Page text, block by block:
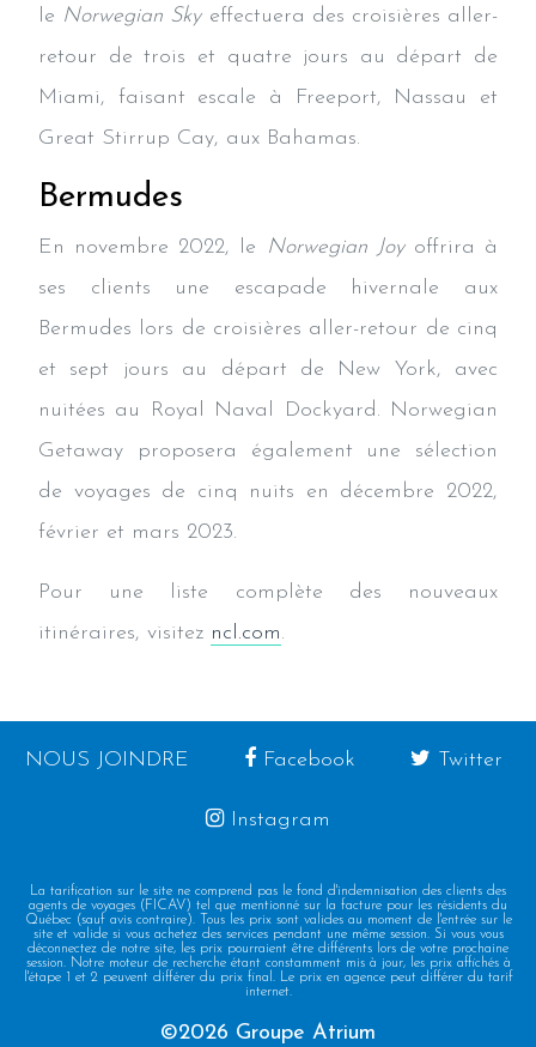
le Norwegian Skyeffectuera des croisières aller-
retour de trois et quatre jours au départ de
Miami, faisant escale à Freeport, Nassau et
Great Stirrup Cay, aux Bahamas.
Bermudes
En novembre 2022, le Norwegian Joyoffrira à
ses clients une escapade hivernale aux
Bermudes lors de croisières aller-retour de cinq
et sept jours au départ de New York, avec
nuitées au Royal Naval Dockyard. Norwegian
Getaway proposera également une sélection
de voyages de cinq nuits en décembre 2022,
février et mars 2023.
Pour une liste complète des nouveaux
itinéraires, visitez ncl.com.
NOUS JOINDRE Facebook Twitter
Instagram
La tarification sur le site ne comprend pas le fond d'indemnisation des clients des
agents de voyages (FICAV) tel que mentionné sur la facture pour les résidents du
Québec (sauf avis contraire). Tous les prix sont valides au moment de l'entrée sur le
site et valide si vous achetez des services pendant une même session. Si vous vous
déconnectez de notre site, les prix pourraient être différents lors de votre prochaine
session. Notre moteur de recherche étant constamment mis à jour, les prix affichés à
l'étape 1 et 2 peuvent différer du prix final. Le prix en agence peut différer du tarif
internet.
©2026 Groupe Atrium